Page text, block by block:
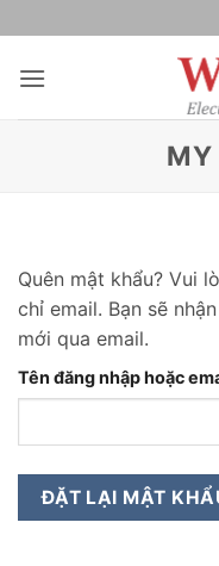
qua
nội
MY
Quên mật khẩu? Vui
chỉ email. Bạn sẽ
mới qua email.
Tên đăng nhập hoặc
ĐẶT LẠI MẬT